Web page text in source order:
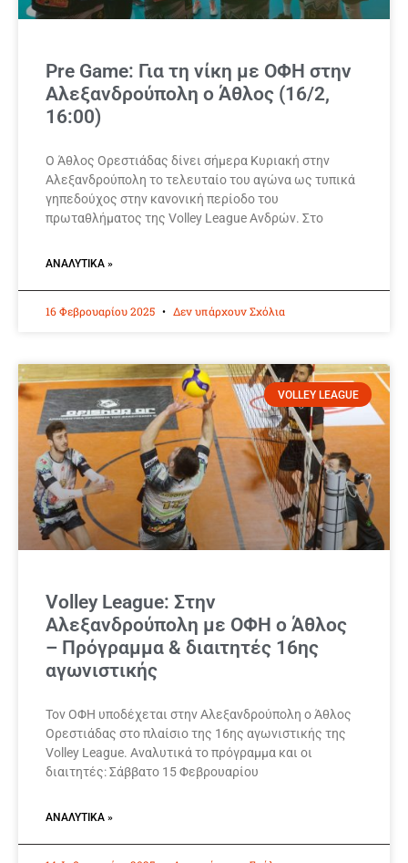
Pre Game: Για τη νίκη με ΟΦΗ στην
Αλεξανδρούπολη ο Άθλος (16/2,
16:00)
O Άθλος Ορεστιάδας δίνει σήμερα Κυριακή στην
Αλεξανδρούπολη το τελευταίο του αγώνα ως τυπικά
γηπεδούχος στην κανονική περίοδο του
πρωταθλήματος της Volley League Ανδρών. Στο
ΑΝΑΛΥΤΙΚΆ »
16 Φεβρουαρίου 2025 Δεν υπάρχουν Σχόλια
VOLLEY LEAGUE
Volley League: Στην
Αλεξανδρούπολη με ΟΦΗ ο Άθλος
– Πρόγραμμα & διαιτητές 16ης
αγωνιστικής
Τον ΟΦΗ υποδέχεται στην Αλεξανδρούπολη ο Άθλος
Ορεστιάδας στο πλαίσιο της 16ης αγωνιστικής της
Volley League. Αναλυτικά το πρόγραμμα και οι
διαιτητές: Σάββατο 15 Φεβρουαρίου
ΑΝΑΛΥΤΙΚΆ »